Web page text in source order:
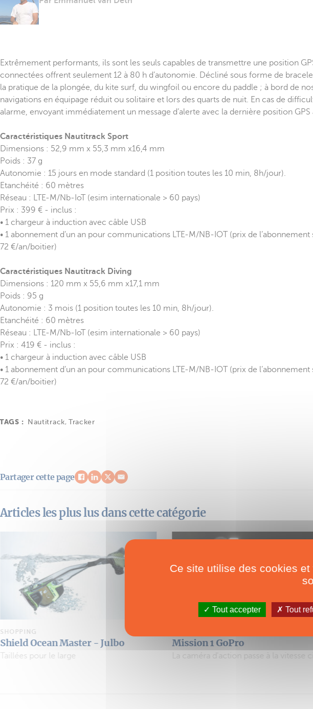
Extrêmement performants, ils sont les seuls capables de transmettre une position
connectées offrent seulement 12 à 80 h d’autonomie. Décliné sous forme de
la pratique de la plongée, du kite surf, du wingfoil ou encore du paddle ; à bord de
navigations en équipage réduit ou solitaire et lors des quarts de nuit. En cas de
alarme, envoyant immédiatement un message d’alerte avec la dernière position
Caractéristiques Nautitrack Sport
Dimensions : 52,9 mm x 55,3 mm x16,4 mm
Poids : 37 g
Autonomie : 15 jours en mode standard (1 position toutes les 10 min, 8h/jour).
Etanchéité : 60 mètres
Réseau : LTE-M/Nb-IoT (esim internationale > 60 pays)
Prix : 399 € - inclus :
• 1 chargeur à induction avec câble USB
• 1 abonnement d’un an pour communications LTE-M/NB-IOT (prix de l’abonnement
72 €/an/boitier)
Caractéristiques Nautitrack Diving
Dimensions : 120 mm x 55,6 mm x17,1 mm
Poids : 95 g
Autonomie : 3 mois (1 position toutes les 10 min, 8h/jour).
Etanchéité : 60 mètres
Réseau : LTE-M/Nb-IoT (esim internationale > 60 pays)
Prix : 419 € - inclus :
• 1 chargeur à induction avec câble USB
• 1 abonnement d’un an pour communications LTE-M/NB-IOT (prix de l’abonnement
72 €/an/boitier)
TAGS : Nautitrack, Tracker
Partager cette page
Articles les plus lus dans cette catégorie
SHOPPING
Mission 1 GoPro Dressing
Ce site utilise des cookies
Tout accepter Tout